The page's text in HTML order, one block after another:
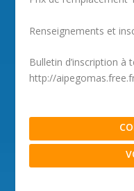
Renseignements et
Bulletin d’inscription à
http://